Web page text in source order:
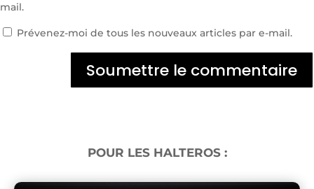
mail.
Prévenez-moi de tous les nouveaux articles par e-mail.
Soumettre le commentaire
POUR LES HALTEROS :